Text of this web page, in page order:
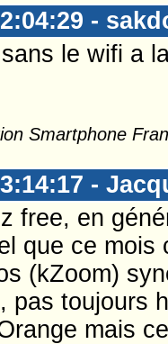
-
le wifi a
Smartphone
-
free, en
que ce mois
(kZoom)
pas toujours
mais